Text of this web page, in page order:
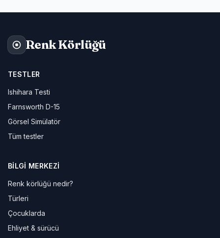
Renk Körlüğü
TESTLER
Ishihara Testi
Farnsworth D-15
Görsel Simülatör
Tüm testler
BILGI MERKEZI
Renk körlüğü nedir?
Türleri
Çocuklarda
Ehliyet & sürücü